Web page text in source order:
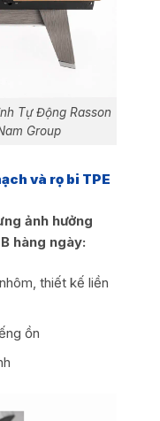
Tự Động Rasson
Group
và rọ bi TPE
ảnh hưởng
hàng ngày:
thiết kế liền
ồn